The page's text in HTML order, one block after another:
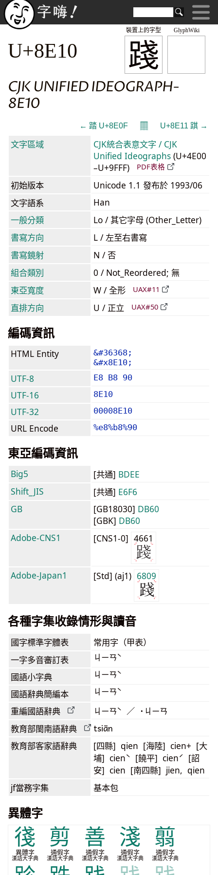
GlyphWiki
踐
裝置上的字型
U+8E10
CJK UNIFIED IDEOGRAPH-
8E10
← 踏 U+8E0F 𝄜 U+8E11 踑 →
文字區域
CJK統合表意文字 / CJK
Unified Ideographs (U+4E00
–U+9FFF)
PDF表格
初始版本
Unicode 1.1 發布於 1993/06
文字語系
Han
一般分類
Lo / 其它字母 (Other_Letter)
書寫方向
L / 左至右書寫
書寫鏡射
N / 否
組合類別
0 / Not_Reordered; 無
東亞寬度
W / 全形 UAX#11
直排方向 U / 正立 UAX#50
編碼資訊
HTML Entity
&#36368;
&#x8E10;
UTF-8 E8 B8 90
UTF-16 8E10
UTF-32 00008E10
URL Encode %e8%b8%90
東亞編碼資訊
Big5 [共通] BDEE
Shift_JIS
[共通] E6F6
GB
[GB18030] DB60
[GBK] DB60
Adobe-CNS1
[CNS1-0] 4661
Adobe-Japan1 [Std] (aj1) 6809
各種字集收錄情形與讀音
國字標準字體表 常用字（甲表）
一字多音審訂表 ㄐㄧㄢˋ
國語小字典 ㄐㄧㄢˋ
國語辭典簡編本 ㄐㄧㄢˋ
重編國語辭典 ㄐㄧㄢˋ ／ ˙ㄐㄧㄢ
教育部閩南語辭典 tsiān
教育部客家語辭典
[四縣] qien [海陸] cien+ [大
埔] cienˋ [饒平] cienˊ [詔
安] cien [南四縣] jien, qien
jf當務字集 基本包
異體字
㣤
異體字
漢語大字典
剪
通假字
漢語大字典
善
通假字
漢語大字典
淺
通假字
漢語大字典
翦
通假字
漢語大字典